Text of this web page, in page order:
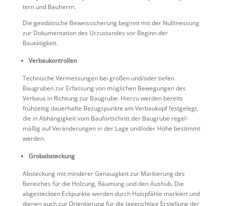
tern und Bauherrn.
Die geodä­ti­sche Beweis­si­che­rung beginnt mit der Nullmes­sung
zur Dokumen­ta­tion des Urzustandes vor Beginn der
Bautätigkeit.
Verbaukontrollen
Techni­sche Vermes­sungen bei großen und/​oder tiefen
Baugruben zur Erfas­sung von mögli­chen Bewegungen des
Verbaus in Richtung zur Baugrube. Hierzu werden bereits
frühzeitig dauer­hafte Bezugs­punkte am Verbau­kopf festge­legt,
die in Abhän­gig­keit vom Baufort­schritt der Baugrube regel­
mäßig auf Verän­de­rungen in der Lage und/​oder Höhe bestimmt
werden.
Grobabsteckung
Abste­ckung mit minderer Genau­ig­keit zur Markie­rung des
Berei­ches für die Holzung, Räumung und den Aushub. Die
abgesteckten Eckpunkte werden durch Holzpfähle markiert und
dienen auch zur Orien­tie­rung für die lagerich­tige Erstel­lung der